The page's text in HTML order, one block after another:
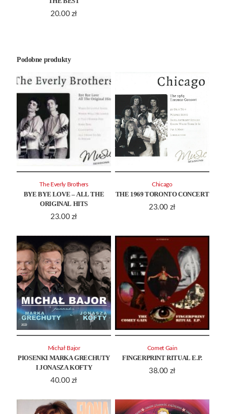
20.00 zł
Podobne produkty
BYE BYE LOVE – ALL THE
ORIGINAL HITS
23.00 zł
The Everly Brothers
THE 1969 TORONTO CONCERT
23.00 zł
Chicago
PIOSENKI MARKA GRECHUTY
I JONASZA KOFTY
40.00 zł
Michał Bajor
FINGERPRINT RITUAL E.P.
38.00 zł
Comet Gain